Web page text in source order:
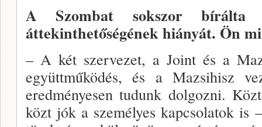
A Szombat sokszor bírálta
áttekinthetőségének hiányát. Ön
– A két szervezet, a Joint és a
együttműködés, és a Mazsihisz
eredményesen tudunk dolgozni.
közt jók a személyes kapcsolatok is